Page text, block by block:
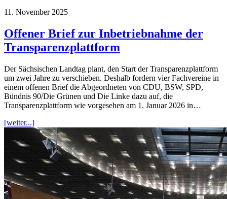
11. November 2025
Offener Brief zur Inbetriebnahme der
Transparenzplattform
Der Sächsischen Landtag plant, den Start der Transparenzplattform
um zwei Jahre zu verschieben. Deshalb fordern vier Fachvereine in
einem offenen Brief die Abgeordneten von CDU, BSW, SPD,
Bündnis 90/Die Grünen und Die Linke dazu auf, die
Transparenzplattform wie vorgesehen am 1. Januar 2026 in…
[weiter...]